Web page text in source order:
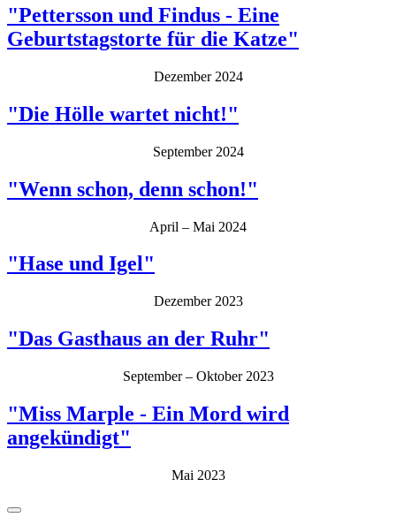
"Pettersson und Findus - Eine
Geburtstagstorte für die Katze"
Dezember 2024
"Die Hölle wartet nicht!"
September 2024
"Wenn schon, denn schon!"
April – Mai 2024
"Hase und Igel"
Dezember 2023
"Das Gasthaus an der Ruhr"
September – Oktober 2023
"Miss Marple - Ein Mord wird
angekündigt"
Mai 2023